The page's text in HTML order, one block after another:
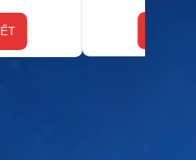
XEM CHI TIẾT